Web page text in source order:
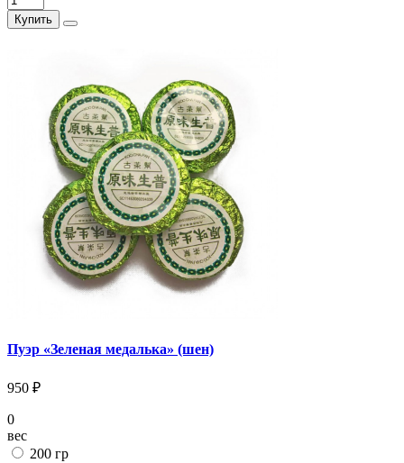
Купить
Пуэр «Зеленая медалька» (шен)
950 ₽
0
вес
200 гр